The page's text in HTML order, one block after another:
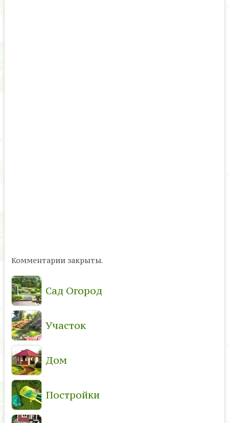
Комментарии закрыты.
Сад Огород
Участок
Дом
Постройки